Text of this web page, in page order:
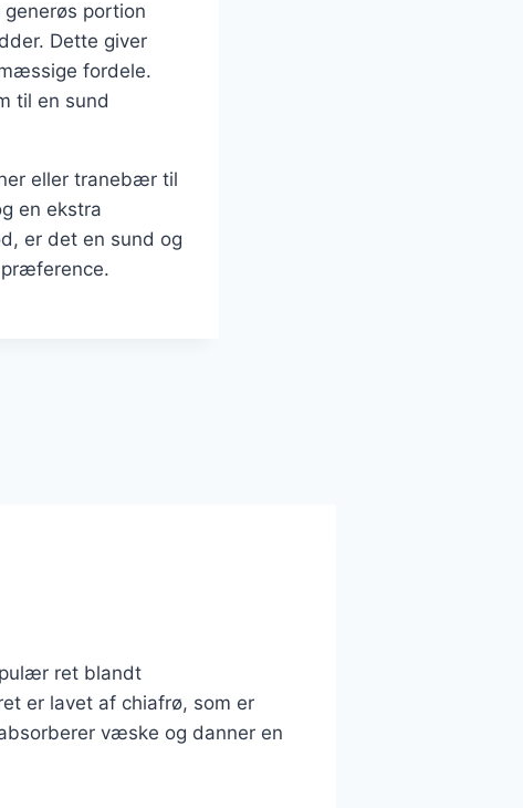
portion
Dette giver
fordele.
til en sund
eller tranebær til
en ekstra
er det en sund og
ret blandt
er lavet af chiafrø, som er
væske og danner en